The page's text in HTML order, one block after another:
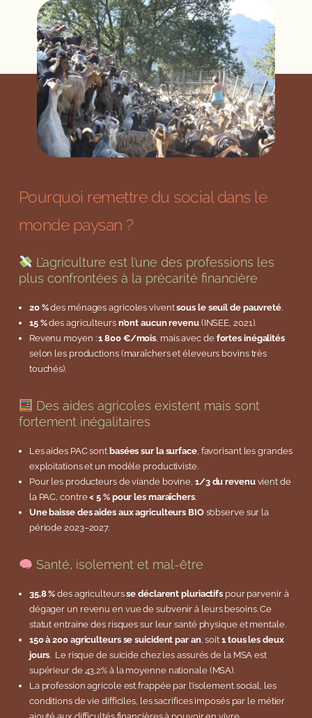
Pourquoi remettre du social dans le
monde paysan ?
L’agriculture est l’une des professions les
plus confrontées à la précarité financière
20 %des ménages agricoles viventsous le seuil de pauvreté.
15 %des agriculteurs n’ont aucun revenu(INSEE, 2021).
Revenu moyen :1 800 €/mois, mais avec de fortes inégalités
selon les productions (maraîchers et éleveurs bovins très
touchés).
Des aides agricoles existent mais sont
fortement inégalitaires
Les aides PAC sont basées sur la surface, favorisant les grandes
exploitations et un modèle productiviste.
Pour les producteurs de viande bovine, 1/3 du revenuvient de
la PAC, contre< 5 % pour les maraîchers.
Une baisse des aides aux agriculteurs BIOs’observe sur la
période 2023–2027.
Santé, isolement et mal-être
35,8 % des agriculteursse déclarent pluriactifs pour parvenir à
dégager un revenu en vue de subvenir à leurs besoins. Ce
statut entraine des risques sur leur santé physique et mentale.
150 à 200 agriculteurs se suicident par an, soit 1 tous les deux
jours. Le risque de suicide chez les assurés de la MSA est
supérieur de 43,2% à la moyenne nationale (MSA).
La profession agricole est frappée par l’isolement social, les
conditions de vie difficiles, les sacrifices imposés par le métier